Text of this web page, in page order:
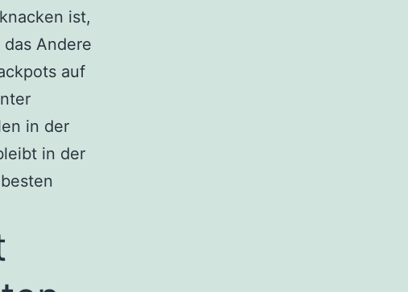
ist,
Andere
auf
in der
in der